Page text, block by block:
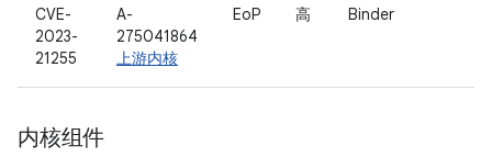
CVE-
2023-
21255
A-
275041864
上游内核
EoP 高 Binder
内核组件